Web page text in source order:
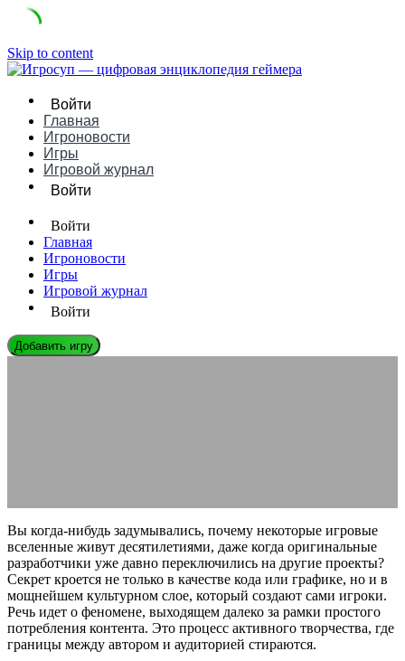
Skip to content
Войти
Главная
Игроновости
Игры
Игровой журнал
Войти
Войти
Главная
Игроновости
Игры
Игровой журнал
Войти
Добавить игру
Вы когда-нибудь задумывались, почему некоторые игровые
вселенные живут десятилетиями, даже когда оригинальные
разработчики уже давно переключились на другие проекты?
Секрет кроется не только в качестве кода или графике, но и в
мощнейшем культурном слое, который создают сами игроки.
Речь идет о феномене, выходящем далеко за рамки простого
потребления контента. Это процесс активного творчества, где
границы между автором и аудиторией стираются.